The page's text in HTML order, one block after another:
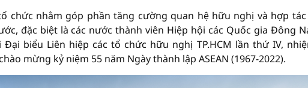
chức nhằm góp phần tăng cường quan hệ hữu nghị và hợp
đặc biệt là các nước thành viên Hiệp hội các Quốc gia Đông
biểu Liên hiệp các tổ chức hữu nghị TP.HCM lần thứ IV,
mừng kỷ niệm 55 năm Ngày thành lập ASEAN (1967-2022).